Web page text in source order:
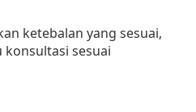
ketebalan yang sesuai,
sesuai